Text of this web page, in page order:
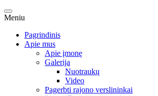
Meniu
Pagrindinis
Apie mus
Apie įmonę
Galerija
Nuotraukų
Video
Pagerbti rajono verslininkai